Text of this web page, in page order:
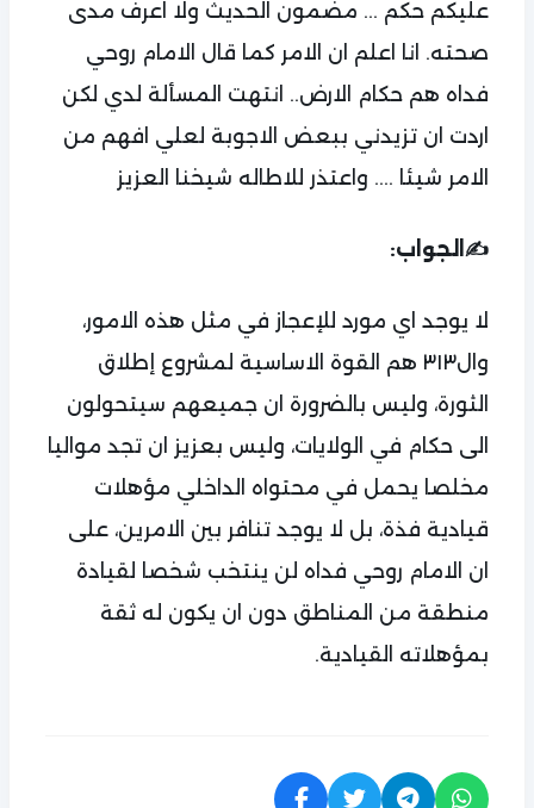
عليكم حكم ... مضمون الحديث ولا اعرف مدى
صحته. انا اعلم ان الامر كما قال الامام روحي
فداه هم حكام الارض.. انتهت المسألة لدي لكن
اردت ان تزيدني ببعض الاجوبة لعلي افهم من
الامر شيئا .... واعتذر للاطاله شيخنا العزيز
✍️الجواب:
لا يوجد اي مورد للإعجاز في مثل هذه الامور،
وال٣١٣ هم القوة الاساسية لمشروع إطلاق
الثورة، وليس بالضرورة ان جميعهم سيتحولون
الى حكام في الولايات، وليس بعزيز ان تجد مواليا
مخلصا يحمل في محتواه الداخلي مؤهلات
قيادية فذة، بل لا يوجد تنافر بين الامرين، على
ان الامام روحي فداه لن ينتخب شخصا لقيادة
منطقة من المناطق دون ان يكون له ثقة
بمؤهلاته القيادية.